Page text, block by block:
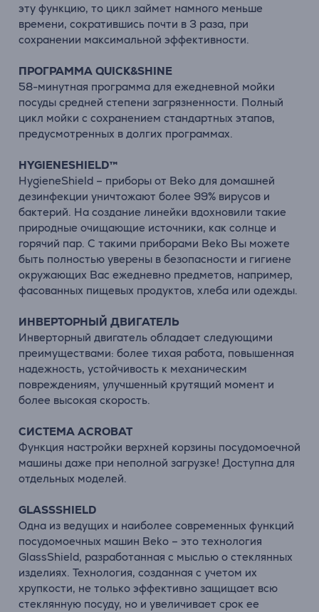
эту функцию, то цикл займет намного меньше
времени, сократившись почти в 3 раза, при
сохранении максимальной эффективности.
ПРОГРАММА QUICK&SHINE
58-минутная программа для ежедневной мойки
посуды средней степени загрязненности. Полный
цикл мойки с сохранением стандартных этапов,
предусмотренных в долгих программах.
HYGIENESHIELD™
HygieneShield – приборы от Beko для домашней
дезинфекции уничтожают более 99% вирусов и
бактерий. На создание линейки вдохновили такие
природные очищающие источники, как солнце и
горячий пар. С такими приборами Beko Вы можете
быть полностью уверены в безопасности и гигиене
окружающих Вас ежедневно предметов, например,
фасованных пищевых продуктов, хлеба или одежды.
ИНВЕРТОРНЫЙ ДВИГАТЕЛЬ
Инверторный двигатель обладает следующими
преимуществами: более тихая работа, повышенная
надежность, устойчивость к механическим
повреждениям, улучшенный крутящий момент и
более высокая скорость.
СИСТЕМА ACROBAT
Функция настройки верхней корзины посудомоечной
машины даже при неполной загрузке! Доступна для
отдельных моделей.
GLASSSHIELD
Одна из ведущих и наиболее современных функций
посудомоечных машин Beko – это технология
GlassShield, разработанная с мыслью о стеклянных
изделиях. Технология, созданная с учетом их
хрупкости, не только эффективно защищает всю
стеклянную посуду, но и увеличивает срок ее